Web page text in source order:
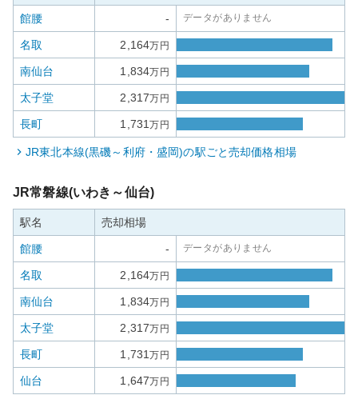
館腰 - データがありません
名取 2,164万円
南仙台 1,834万円
太子堂 2,317万円
長町 1,731万円
JR東北本線(黒磯～利府・盛岡)の駅ごと売却価格相場
JR常磐線(いわき～仙台)
駅名 売却相場
館腰 - データがありません
名取 2,164万円
南仙台 1,834万円
太子堂 2,317万円
長町 1,731万円
仙台 1,647万円